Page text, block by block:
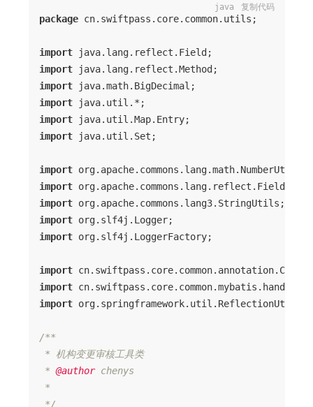
package cn.swiftpass.core.common.utils;
import
import
import
import
import
import java.util.Set;
import
import
import
import
import org.slf4j.LoggerFactory;
import
import
import org.springframework.util.ReflectionUtils;
/**
* 机构变更审核工具类
* @author chenys
*
*/
java 复制代码